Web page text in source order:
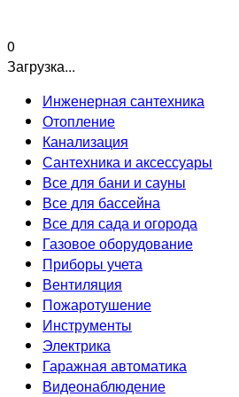
0
Загрузка...
Инженерная сантехника
Отопление
Канализация
Сантехника и аксессуары
Все для бани и сауны
Все для бассейна
Все для сада и огорода
Газовое оборудование
Приборы учета
Вентиляция
Пожаротушение
Инструменты
Электрика
Гаражная автоматика
Видеонаблюдение